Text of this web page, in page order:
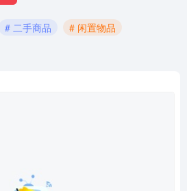
# 二手商品
# 闲置物品